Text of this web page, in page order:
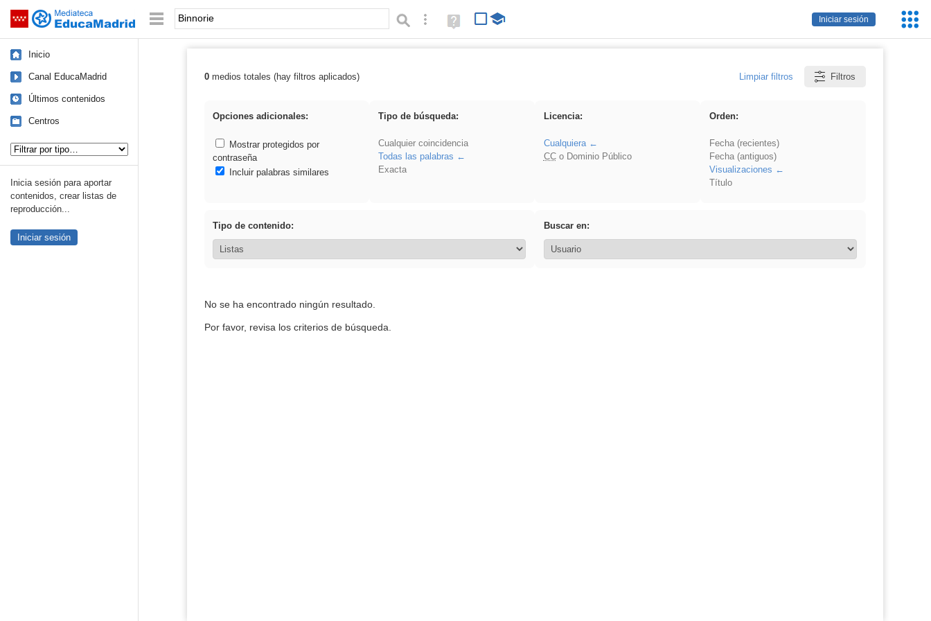
Saltar navegación
Iniciar sesión
Palabra o frase: Búsqueda avanzada
Ayuda
(en
Inicio
Canal EducaMadrid
Últimos contenidos
Centros
Inicia sesión para aportar
contenidos, crear listas de
reproducción...
Iniciar sesión
Resultados de: Binnorie
0medios totales (hay filtros aplicados) Limpiar filtros Filtros
Opciones adicionales:
Mostrar protegidos por
contraseña
Incluir palabras similares
Tipo de búsqueda:
Cualquier coincidencia
Todas las palabras
Exacta
Licencia:
Cualquiera
CCo Dominio Público
Orden:
Fecha (recientes)
Fecha (antiguos)
Visualizaciones
Título
Tipo de contenido: Buscar en:
No se ha encontrado ningún resultado.
Por favor, revisa los criterios de búsqueda.